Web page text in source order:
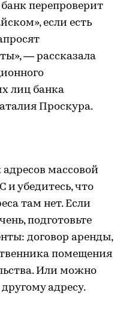
перепроверит
если есть
— рассказала
лиц банка
Проскура.
адресов массовой
и убедитесь, что
там нет. Если
подготовьте
договор аренды,
помещения
Или можно
адресу.